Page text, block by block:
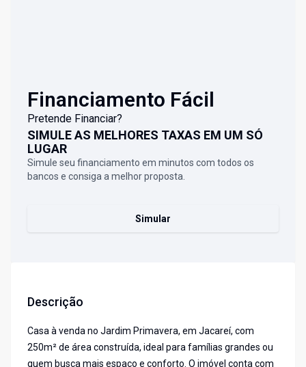
Financiamento Fácil
Pretende Financiar?
SIMULE AS MELHORES TAXAS EM UM SÓ
LUGAR
Simule seu financiamento em minutos com todos os
bancos e consiga a melhor proposta.
Simular
Descrição
Casa à venda no Jardim Primavera, em Jacareí, com
250m² de área construída, ideal para famílias grandes ou
quem busca mais espaço e conforto. O imóvel conta com